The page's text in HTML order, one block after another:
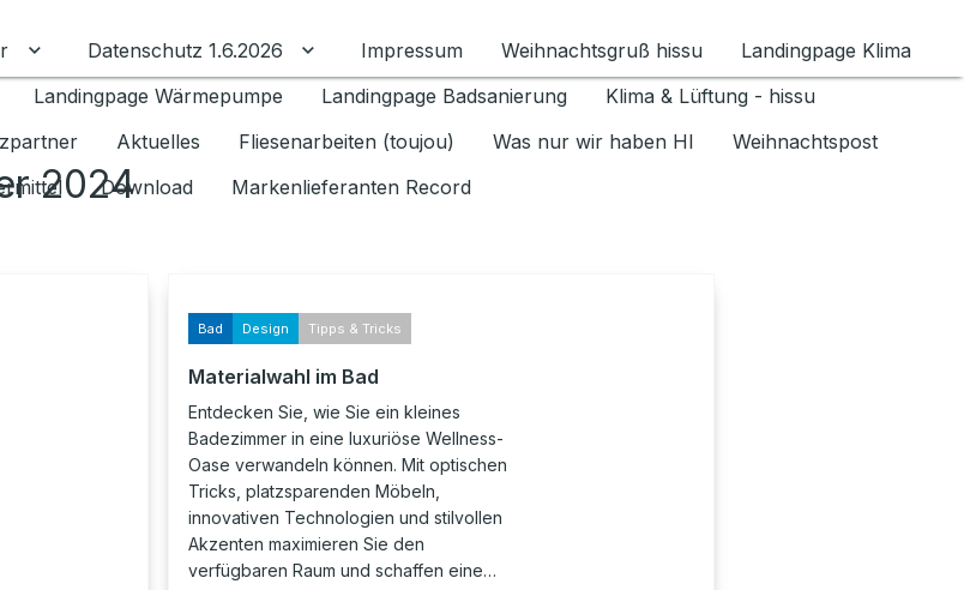
Untermenü für Ratgeber umschalten
Datenschutz 1.6.2026 Untermenü für Datenschutz 1.6.2026 umschalten
Impressum Weihnachtsgruß hissu
Landingpage Klima
Landingpage Wärmepumpe Landingpage Badsanierung
Klima & Lüftung - hissu
Aktuelles Fliesenarbeiten (toujou) Was nur wir haben HI
Weihnachtspost
Download Markenlieferanten Record
2024
Bad Design Tipps & Tricks
Materialwahl im Bad
Entdecken Sie, wie Sie ein kleines
Badezimmer in eine luxuriöse Wellness-
Oase verwandeln können. Mit optischen
Tricks, platzsparenden Möbeln,
innovativen Technologien und stilvollen
Akzenten maximieren Sie den
verfügbaren Raum und schaffen eine…